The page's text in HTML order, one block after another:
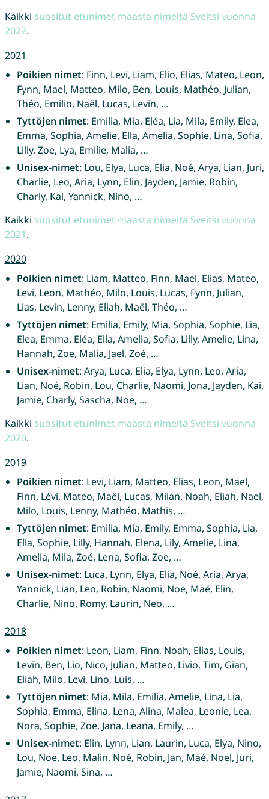
Kaikki suositut etunimet maasta nimeltä Sveitsi vuonna
2022.
2021
Poikien nimet: Finn, Levi, Liam, Elio, Elias, Mateo, Leon,
Fynn, Mael, Matteo, Milo, Ben, Louis, Mathéo, Julian,
Théo, Emilio, Naël, Lucas, Levin, …
Tyttöjen nimet: Emilia, Mia, Eléa, Lia, Mila, Emily, Elea,
Emma, Sophia, Amelie, Ella, Amelia, Sophie, Lina, Sofia,
Lilly, Zoe, Lya, Emilie, Malia, …
Unisex-nimet: Lou, Elya, Luca, Elia, Noé, Arya, Lian, Juri,
Charlie, Leo, Aria, Lynn, Elin, Jayden, Jamie, Robin,
Charly, Kai, Yannick, Nino, …
Kaikki suositut etunimet maasta nimeltä Sveitsi vuonna
2021.
2020
Poikien nimet: Liam, Matteo, Finn, Mael, Elias, Mateo,
Levi, Leon, Mathéo, Milo, Louis, Lucas, Fynn, Julian,
Lias, Levin, Lenny, Eliah, Maël, Théo, …
Tyttöjen nimet: Emilia, Emily, Mia, Sophia, Sophie, Lia,
Elea, Emma, Eléa, Ella, Amelia, Sofia, Lilly, Amelie, Lina,
Hannah, Zoe, Malia, Jael, Zoé, …
Unisex-nimet: Arya, Luca, Elia, Elya, Lynn, Leo, Aria,
Lian, Noé, Robin, Lou, Charlie, Naomi, Jona, Jayden, Kai,
Jamie, Charly, Sascha, Noe, …
Kaikki suositut etunimet maasta nimeltä Sveitsi vuonna
2020.
2019
Poikien nimet: Levi, Liam, Matteo, Elias, Leon, Mael,
Finn, Lévi, Mateo, Maël, Lucas, Milan, Noah, Eliah, Nael,
Milo, Louis, Lenny, Mathéo, Mathis, …
Tyttöjen nimet: Emilia, Mia, Emily, Emma, Sophia, Lia,
Ella, Sophie, Lilly, Hannah, Elena, Lily, Amelie, Lina,
Amelia, Mila, Zoé, Lena, Sofia, Zoe, …
Unisex-nimet: Luca, Lynn, Elya, Elia, Noé, Aria, Arya,
Yannick, Lian, Leo, Robin, Naomi, Noe, Maé, Elin,
Charlie, Nino, Romy, Laurin, Neo, …
2018
Poikien nimet: Leon, Liam, Finn, Noah, Elias, Louis,
Levin, Ben, Lio, Nico, Julian, Matteo, Livio, Tim, Gian,
Eliah, Milo, Levi, Lino, Luis, …
Tyttöjen nimet: Mia, Mila, Emilia, Amelie, Lina, Lia,
Sophia, Emma, Elina, Lena, Alina, Malea, Leonie, Lea,
Nora, Sophie, Zoe, Jana, Leana, Emily, …
Unisex-nimet: Elin, Lynn, Lian, Laurin, Luca, Elya, Nino,
Lou, Noe, Leo, Malin, Noé, Robin, Jan, Maé, Noel, Juri,
Jamie, Naomi, Sina, …